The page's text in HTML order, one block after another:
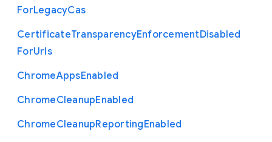
ForLegacyCas
CertificateTransparencyEnforcementDisabled
ForUrls
ChromeAppsEnabled
ChromeCleanupEnabled
ChromeCleanupReportingEnabled